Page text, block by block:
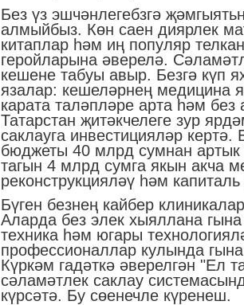
Без үз эшчәнлегебзгә
алмыйбыз. Көн саен диярлек
китаплар һәм иң популяр
геройларына әверелә.
кешене табуы авыр. Безгә күп
язалар: кешеләрнең медицина
карата таләпләре арта һәм
Татарстан җитәкчелеге зур
саклауга инвестицияләр
бюджеты 40 млрд сумнан
тагын 4 млрд сумга якын акча
реконструкцияләү һәм
Бүген безнең кайбер
Аларда без элек хыяллана
техника һәм югары
профессионаллар кулында
Күркәм гадәткә әверелгән "Ел
сәламәтлек саклау
күрсәтә. Бу сөенечле күренеш.